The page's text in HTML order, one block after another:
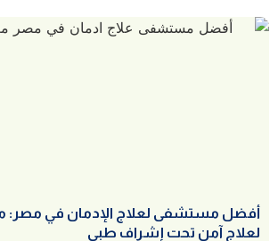
أفضل مستشفى لعلاج الإدمان في مصر:
لعلاج آمن تحت إشراف طبي